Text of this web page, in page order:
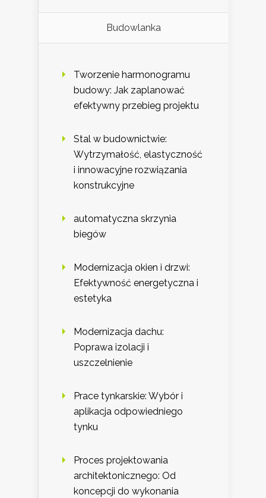
Budowlanka
Tworzenie harmonogramu
budowy: Jak zaplanować
efektywny przebieg projektu
Stal w budownictwie:
Wytrzymałość, elastyczność
i innowacyjne rozwiązania
konstrukcyjne
automatyczna skrzynia
biegów
Modernizacja okien i drzwi:
Efektywność energetyczna i
estetyka
Modernizacja dachu:
Poprawa izolacji i
uszczelnienie
Prace tynkarskie: Wybór i
aplikacja odpowiedniego
tynku
Proces projektowania
architektonicznego: Od
koncepcji do wykonania